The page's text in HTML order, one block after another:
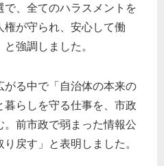
、全てのハラスメントを
権が守られ、安心して働
強調しました。
がる中で「自治体の本来の
らしを守る仕事を、市政
前市政で弱まった情報公
戻す」と表明しました。